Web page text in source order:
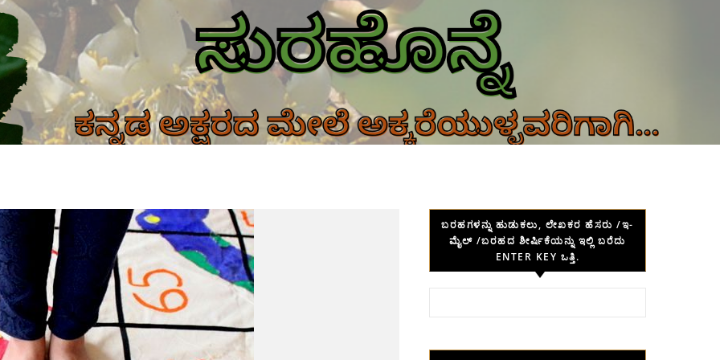
ಬರಹಗಳನ್ನು ಹುಡುಕಲು, ಲೇಖಕರ ಹೆಸರು /ಇ-
ಮೈಲ್ /ಬರಹದ ಶೀರ್ಷಿಕೆಯನ್ನು ಇಲ್ಲಿ ಬರೆದು
ENTER KEY ಒತ್ತಿ.